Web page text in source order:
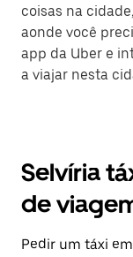
coisas na
aonde você
app da Uber e
a viajar nesta
Selvíria
de
Pedir um táxi